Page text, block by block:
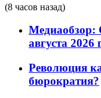
(8 часов назад)
Медиаобзор:
августа 2026
Революция
бюрократия?